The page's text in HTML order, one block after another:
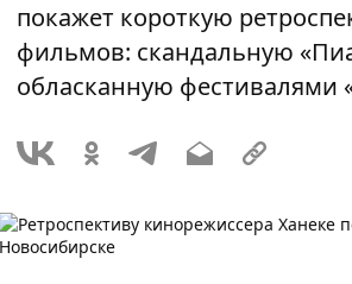
покажет короткую
фильмов: скандальную
обласканную фестивалями